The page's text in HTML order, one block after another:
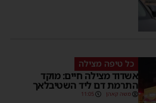
כל טיפה מצילה
אשדוד מצילה חיים: מוקד
התרמת דם ליד השטיבלאך
משה קאהן 11:05